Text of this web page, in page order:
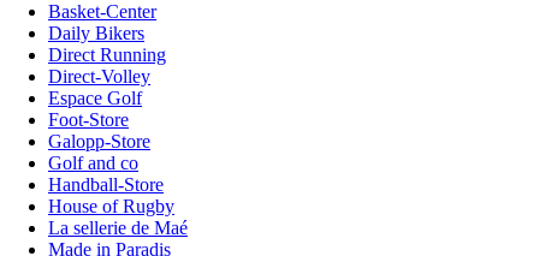
Basket-Center
Daily Bikers
Direct Running
Direct-Volley
Espace Golf
Foot-Store
Galopp-Store
Golf and co
Handball-Store
House of Rugby
La sellerie de Maé
Made in Paradis